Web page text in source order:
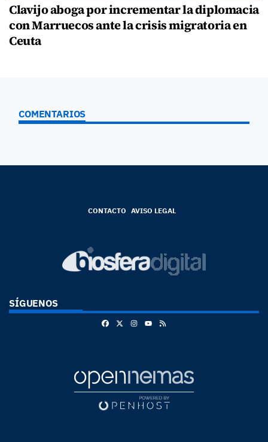
Clavijo aboga por incrementar la diplomacia
con Marruecos ante la crisis migratoria en
Ceuta
COMENTARIOS
CONTACTO AVISO LEGAL
SÍGUENOS
FacebookInstagram